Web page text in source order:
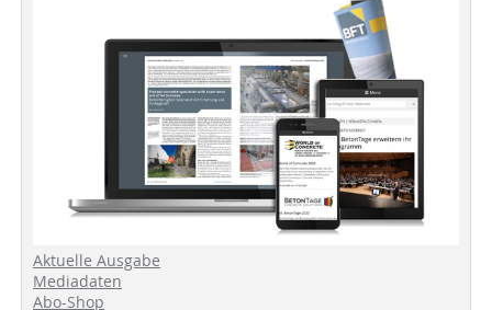
Aktuelle Ausgabe
Mediadaten
Abo-Shop